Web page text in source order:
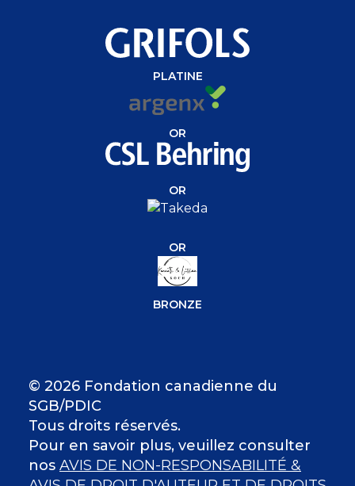
PLATINE
OR
OR
OR
BRONZE
© 2026 Fondation canadienne du
SGB/PDIC
Tous droits réservés.
Pour en savoir plus, veuillez consulter
nos AVIS DE NON-RESPONSABILITÉ &